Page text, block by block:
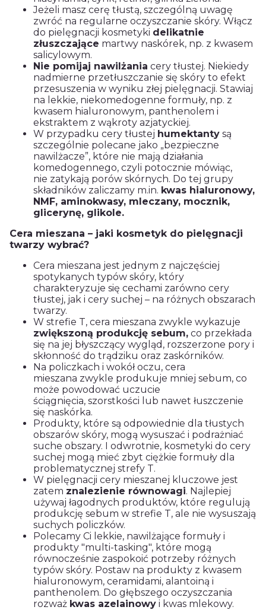
Jeżeli masz cerę tłustą, szczególną uwagę
zwróć na regularne oczyszczanie skóry. Włącz
do pielęgnacji kosmetyki delikatnie
złuszczające martwy naskórek, np. z kwasem
salicylowym.
Nie pomijaj nawilżania cery tłustej. Niekiedy
nadmierne przetłuszczanie się skóry to efekt
przesuszenia w wyniku złej pielęgnacji. Stawiaj
na lekkie, niekomedogenne formuły, np. z
kwasem hialuronowym, panthenolem i
ekstraktem z wąkroty azjatyckiej.
W przypadku cery tłustej humektanty są
szczególnie polecane jako „bezpieczne
nawilżacze”, które nie mają działania
komedogennego, czyli potocznie mówiąc,
nie zatykają porów skórnych. Do tej grupy
składników zaliczamy m.in. kwas hialuronowy,
NMF, aminokwasy, mleczany, mocznik,
glicerynę, glikole.
Cera mieszana – jaki kosmetyk do pielęgnacji
twarzy wybrać?
Cera mieszana jest jednym z najczęściej
spotykanych typów skóry, który
charakteryzuje się cechami zarówno cery
tłustej, jak i cery suchej – na różnych obszarach
twarzy.
W strefie T, cera mieszana zwykle wykazuje
zwiększoną produkcję sebum, co przekłada
się na jej błyszczący wygląd, rozszerzone pory i
skłonność do trądziku oraz zaskórników.
Na policzkach i wokół oczu, cera
mieszana zwykle produkuje mniej sebum, co
może powodować uczucie
ściągnięcia, szorstkości lub nawet łuszczenie
się naskórka.
Produkty, które są odpowiednie dla tłustych
obszarów skóry, mogą wysuszać i podrażniać
suche obszary. I odwrotnie, kosmetyki do cery
suchej mogą mieć zbyt ciężkie formuły dla
problematycznej strefy T.
W pielęgnacji cery mieszanej kluczowe jest
zatem znalezienie równowagi. Najlepiej
używaj łagodnych produktów, które regulują
produkcję sebum w strefie T, ale nie wysuszają
suchych policzków.
Polecamy Ci lekkie, nawilżające formuły i
produkty "multi-tasking", które mogą
równocześnie zaspokoić potrzeby różnych
typów skóry. Postaw na produkty z kwasem
hialuronowym, ceramidami, alantoiną i
panthenolem. Do głębszego oczyszczania
rozważ kwas azelainowy i kwas mlekowy.